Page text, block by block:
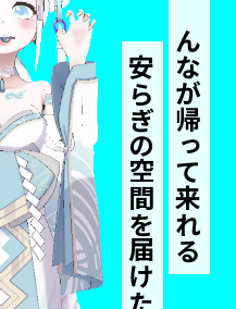
みんなが帰って来れる
安らぎの空間を届けたい。